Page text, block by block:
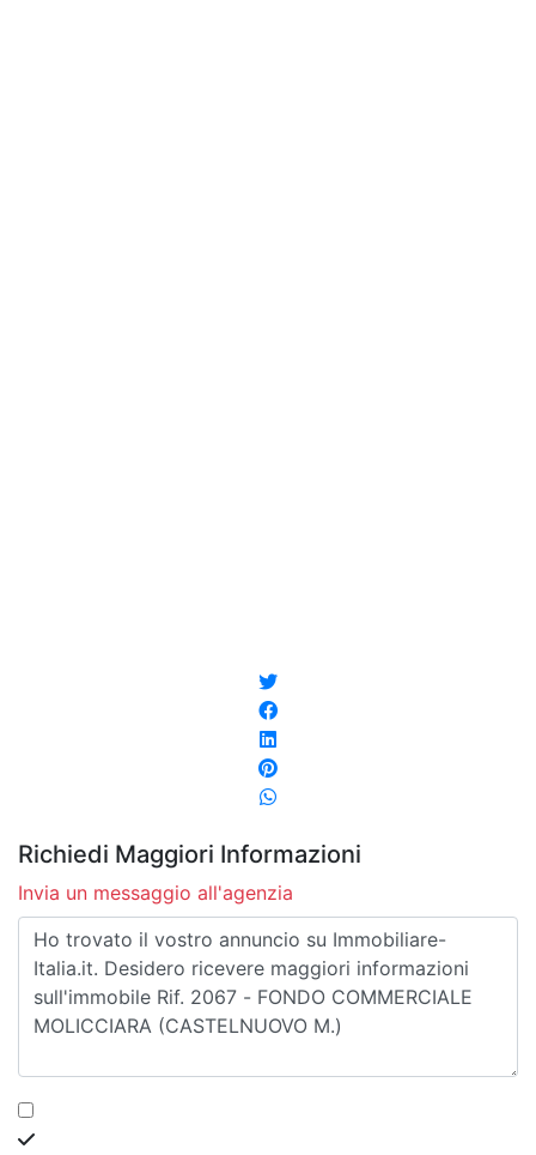
Richiedi Maggiori Informazioni
Invia un messaggio all'agenzia